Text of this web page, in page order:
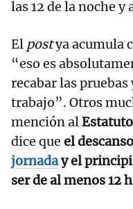
las 12 de la noche y
El postya acumula
“eso es
recabar las pruebas
trabajo”. Otros
mención al
dice que el
jornaday el
ser de al menos 12